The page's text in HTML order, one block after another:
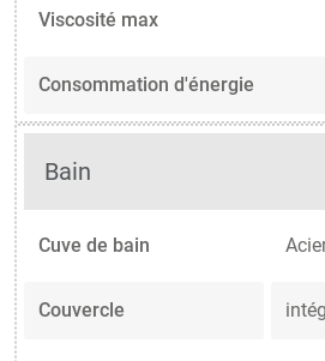
Viscosité max
Consommation d'énergie
Bain
Cuve de bain
Couvercle